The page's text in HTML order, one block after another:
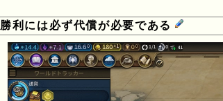
勝利には必ず代償が必要である